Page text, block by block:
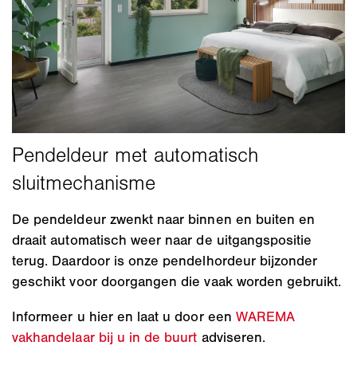
De pendeldeur zwenkt naar binnen en buiten en
draait automatisch weer naar de uitgangspositie
terug. Daardoor is onze pendelhordeur bijzonder
geschikt voor doorgangen die vaak worden gebruikt.
Informeer u hier en laat u door een WAREMA
vakhandelaar bij u in de buurt adviseren.